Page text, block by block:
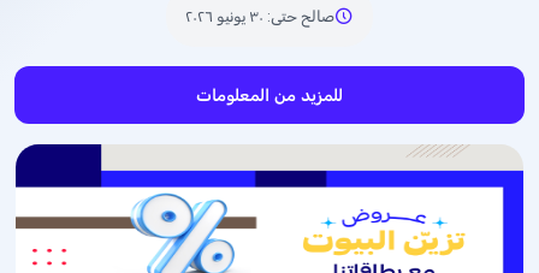
صالح حتى: ٣٠ يونيو ٢٠٢٦
للمزيد من المعلومات